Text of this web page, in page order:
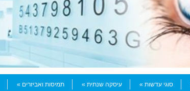
סוגי עדשות עיסקה שנתית תמיסות ואביזרים